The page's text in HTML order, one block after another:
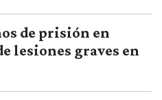
de prisión en
lesiones graves en